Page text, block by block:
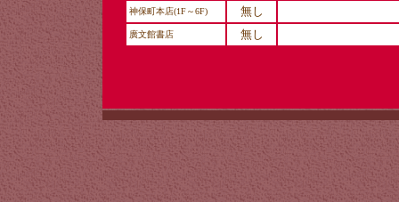
神保町本店(1F～6F) 無し
廣文館書店 無し